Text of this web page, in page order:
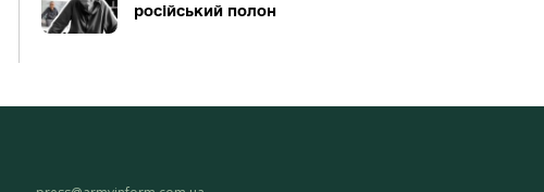
російський полон